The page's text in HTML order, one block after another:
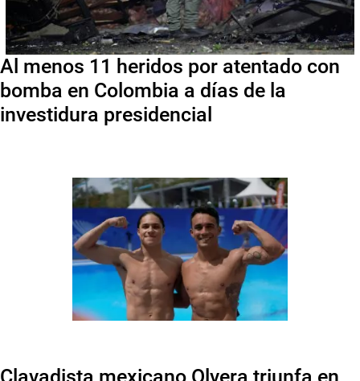
Al menos 11 heridos por atentado con
bomba en Colombia a días de la
investidura presidencial